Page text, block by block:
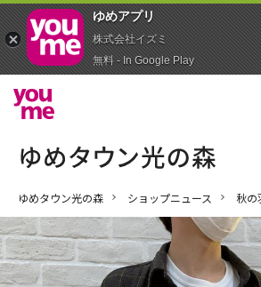
ゆめタウン光の森 ショップニュース 秋の
ゆめアプ‪リ‬
株式会社イズミ
無料 - In Google Play